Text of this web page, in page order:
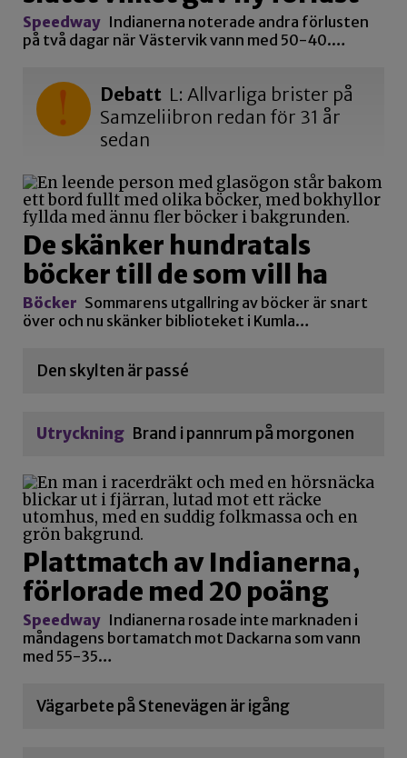
Speedway Indianerna noterade andra förlusten
på två dagar när Västervik vann med 50-40.…
Debatt L: Allvarliga brister på
Samzeliibron redan för 31 år
sedan
De skänker hundratals
böcker till de som vill ha
Böcker Sommarens utgallring av böcker är snart
över och nu skänker biblioteket i Kumla…
Den skylten är passé
Utryckning Brand i pannrum på morgonen
Plattmatch av Indianerna,
förlorade med 20 poäng
Speedway Indianerna rosade inte marknaden i
måndagens bortamatch mot Dackarna som vann
med 55-35…
Vägarbete på Stenevägen är igång